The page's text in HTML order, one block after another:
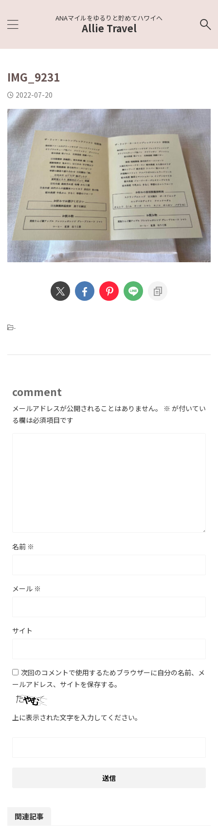
ANAマイルをゆるりと貯めてハワイへ
Allie Travel
IMG_9231
2022-07-20
-
comment
メールアドレスが公開されることはありません。 ※ が付いてい
る欄は必須項目です
名前 ※
メール ※
サイト
次回のコメントで使用するためブラウザーに自分の名前、メ
ールアドレス、サイトを保存する。
上に表示された文字を入力してください。
関連記事